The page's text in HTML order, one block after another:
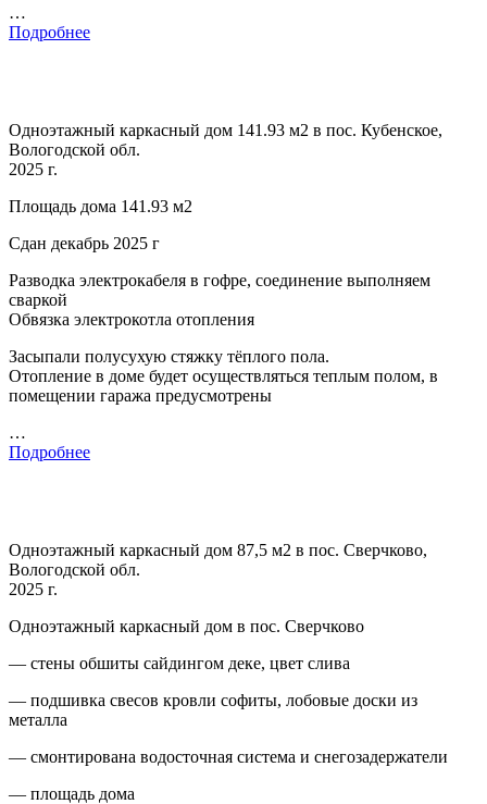
…
Подробнее
Одноэтажный каркасный дом 141.93 м2 в пос. Кубенское,
Вологодской обл.
2025 г.
Площадь дома 141.93 м2
Сдан декабрь 2025 г
Разводка электрокабеля в гофре, соединение выполняем
сваркой
Обвязка электрокотла отопления
Засыпали полусухую стяжку тёплого пола.
Отопление в доме будет осуществляться теплым полом, в
помещении гаража предусмотрены
…
Подробнее
Одноэтажный каркасный дом 87,5 м2 в пос. Сверчково,
Вологодской обл.
2025 г.
Одноэтажный каркасный дом в пос. Сверчково
— стены обшиты сайдингом деке, цвет слива
— подшивка свесов кровли софиты, лобовые доски из
металла
— смонтирована водосточная система и снегозадержатели
— площадь дома